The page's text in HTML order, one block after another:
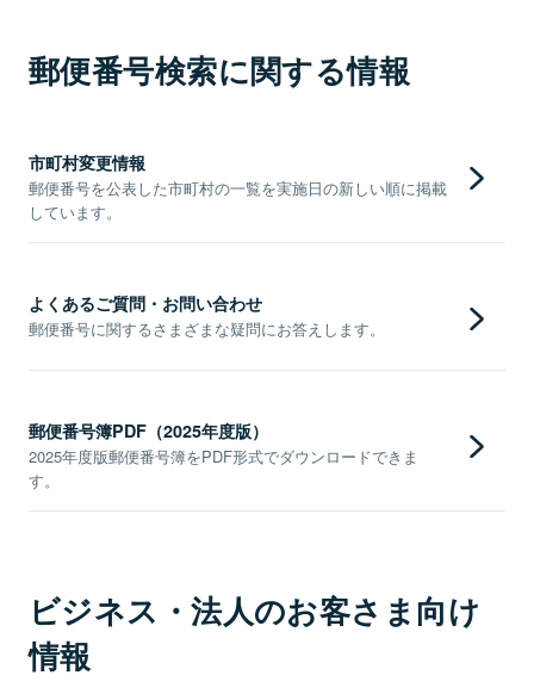
郵便番号検索に関する情報
市町村変更情報
郵便番号を公表した市町村の一覧を実施日の新しい順に掲載
しています。
よくあるご質問・お問い合わせ
郵便番号に関するさまざまな疑問にお答えします。
郵便番号簿PDF（2025年度版）
2025年度版郵便番号簿をPDF形式でダウンロードできま
す。
ビジネス・法人のお客さま向け
情報